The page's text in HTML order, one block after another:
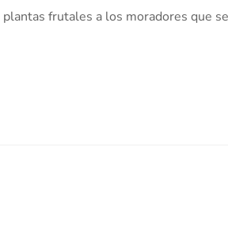
frutales a los moradores que